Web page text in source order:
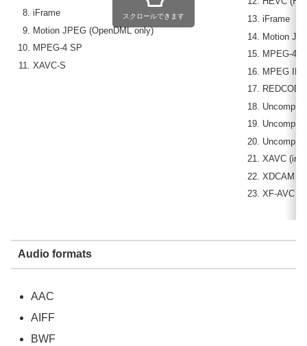
iFrame
Motion JPEG (OpenDML only)
MPEG-4 SP
XAVC-S
iFrame
Motion
MPEG-4
MPEG
XAVC
XDCAM
XF-AVC
スクロールできます
Audio formats
AAC
AIFF
BWF